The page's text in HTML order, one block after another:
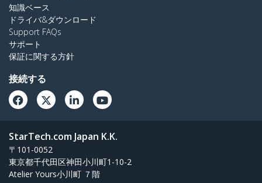
知識ベース
ドライバ&ダウンロード
Support FAQs
サポート
保証に関する方針
接続する
StarTech.com Japan K.K.
〒101-0052
東京都千代田区神田小川町1-10-2
Atelier Yours小川町 ７階